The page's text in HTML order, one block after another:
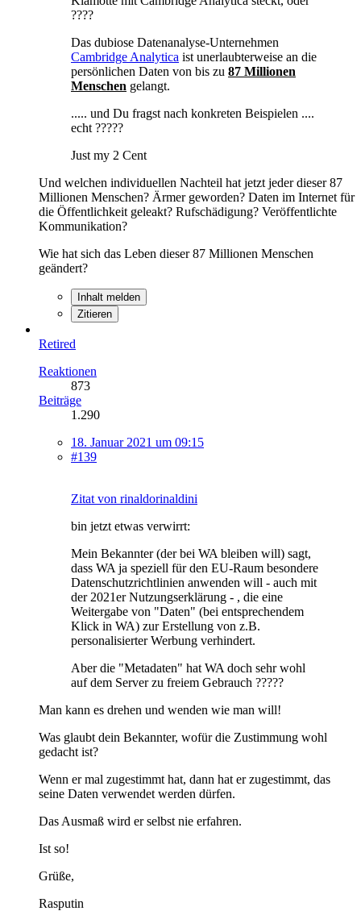
????
Das dubiose Datenanalyse-Unternehmen
Cambridge Analytica ist unerlaubterweise an die
persönlichen Daten von bis zu 87 Millionen
Menschen gelangt.
..... und Du fragst nach konkreten Beispielen ....
echt ?????
Just my 2 Cent
Und welchen individuellen Nachteil hat jetzt jeder dieser 87
Millionen Menschen? Ärmer geworden? Daten im Internet für
die Öffentlichkeit geleakt? Rufschädigung? Veröffentlichte
Kommunikation?
Wie hat sich das Leben dieser 87 Millionen Menschen
geändert?
Inhalt melden
Zitieren
Retired
Reaktionen
873
Beiträge
1.290
18. Januar 2021 um 09:15
#139
Zitat von rinaldorinaldini
bin jetzt etwas verwirrt:
Mein Bekannter (der bei WA bleiben will) sagt,
dass WA ja speziell für den EU-Raum besondere
Datenschutzrichtlinien anwenden will - auch mit
der 2021er Nutzungserklärung - , die eine
Weitergabe von "Daten" (bei entsprechendem
Klick in WA) zur Erstellung von z.B.
personalisierter Werbung verhindert.
Aber die "Metadaten" hat WA doch sehr wohl
auf dem Server zu freiem Gebrauch ?????
Man kann es drehen und wenden wie man will!
Was glaubt dein Bekannter, wofür die Zustimmung wohl
gedacht ist?
Wenn er mal zugestimmt hat, dann hat er zugestimmt, das
seine Daten verwendet werden dürfen.
Das Ausmaß wird er selbst nie erfahren.
Ist so!
Grüße,
Rasputin